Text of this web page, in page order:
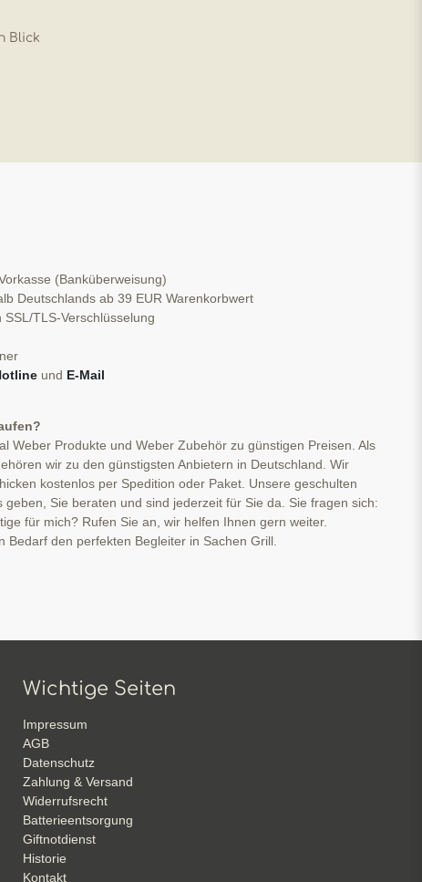
Blick
(Banküberweisung)
Deutschlands ab 39 EUR Warenkorbwert
TLS-Verschlüsselung
und E-Mail
Weber Produkte und Weber Zubehör zu günstigen Preisen. Als
wir zu den günstigsten Anbietern in Deutschland. Wir
kostenlos per Spedition oder Paket. Unsere geschulten
geben, Sie beraten und sind jederzeit für Sie da. Sie fragen sich:
für mich? Rufen Sie an, wir helfen Ihnen gern weiter.
Bedarf den perfekten Begleiter in Sachen Grill.
Wichtige Seiten
Impressum
AGB
Datenschutz
Zahlung & Versand
Widerrufsrecht
Batterieentsorgung
Giftnotdienst
Historie
Kontakt